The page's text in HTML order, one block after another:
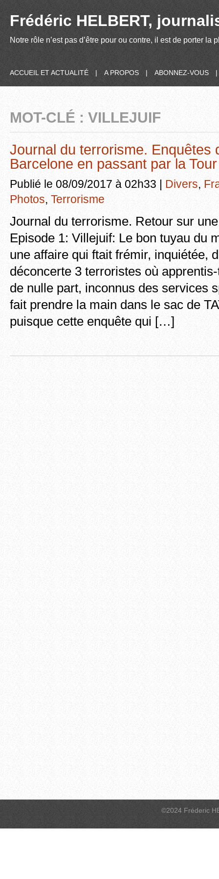
Frédéric HELBERT,
Notre rôle n’est pas d’être pour ou contre, il est de porter
ACCUEIL ET ACTUALITÉ | A PROPOS | ABONNEZ-VOUS |
MOT-CLÉ : VILLEJUIF
Journal du terrorisme. Enquêtes
Barcelone en passant par la
Publié le 08/09/2017 à 02h33 | Divers,
Photos, Terrorisme
Journal du terrorisme. Retour sur
Episode 1: Villejuif: Le bon tuyau du
une affaire qui ftait frémir, inquiétée,
déconcerte 3 terroristes où
de nulle part, inconnus des services
fait prendre la main dans le sac de
puisque cette enquête qui […]
©2024 Fréderic